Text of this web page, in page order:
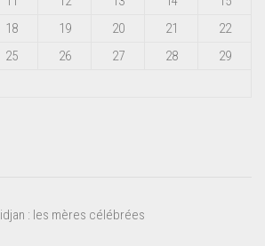
18 19 20 21
22
25 26 27 28
29
: les mères célébrées